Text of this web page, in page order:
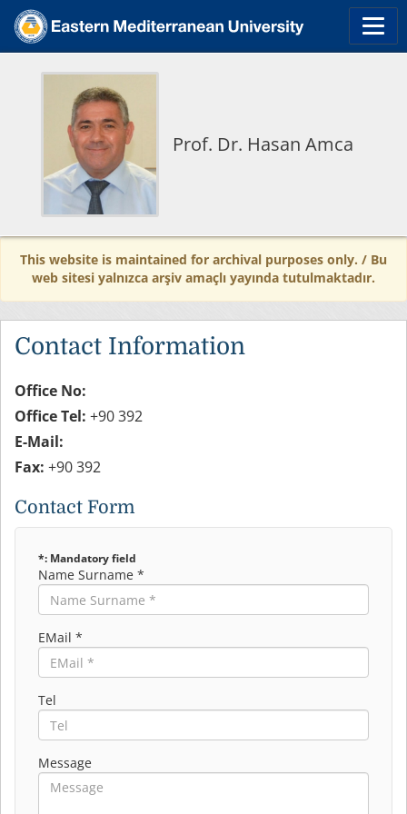
Prof. Dr. Hasan Amca
This website is maintained for archival purposes only. / Bu
web sitesi yalnızca arşiv amaçlı yayında tutulmaktadır.
Contact Information
Office No:
Office Tel: +90 392
E-Mail:
Fax: +90 392
Contact Form
*: Mandatory field
Name Surname *
EMail *
Tel
Message